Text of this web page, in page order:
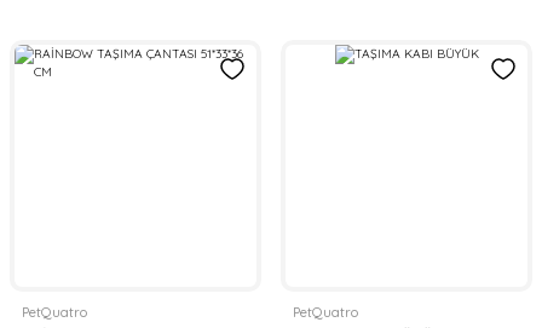
PetQuatro PetQuatro